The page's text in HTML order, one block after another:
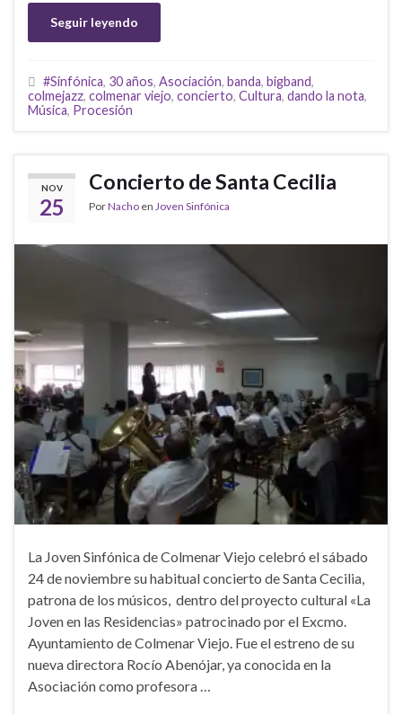
Seguir leyendo
#Sinfónica, 30 años, Asociación, banda, bigband,
colmejazz, colmenar viejo, concierto, Cultura, dando la nota,
Música, Procesión
NOV
25
Concierto de Santa Cecilia
PorNacho en Joven Sinfónica
La Joven Sinfónica de Colmenar Viejo celebró el sábado
24 de noviembre su habitual concierto de Santa Cecilia,
patrona de los músicos, dentro del proyecto cultural «La
Joven en las Residencias» patrocinado por el Excmo.
Ayuntamiento de Colmenar Viejo. Fue el estreno de su
nueva directora Rocío Abenójar, ya conocida en la
Asociación como profesora …